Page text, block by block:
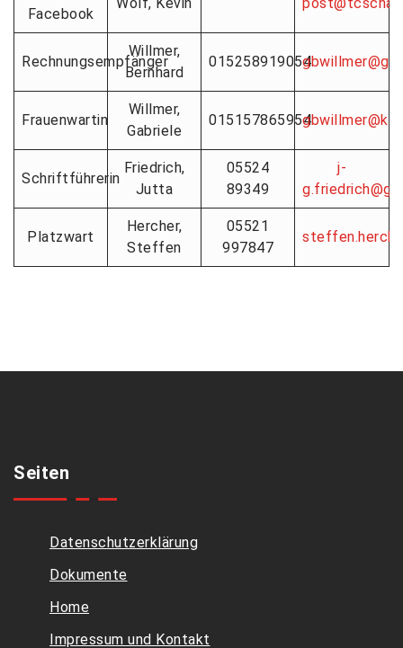
Facebook
Rechnungsempfänger
Willmer,
Bernhard
015258919054
Frauenwartin
Willmer,
Gabriele
015157865954
Schriftführerin
Friedrich,
Jutta
05524
89349
j-
Platzwart
Hercher,
Steffen
05521
997847
Seiten
Datenschutzerklärung
Dokumente
Home
Impressum und Kontakt